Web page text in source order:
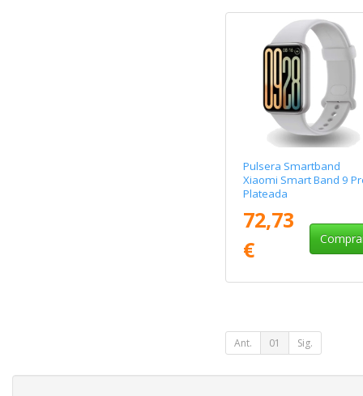
Pulsera Smartband
Xiaomi Smart Band 9
Plateada
72,73
€
Ant. 01 Sig.